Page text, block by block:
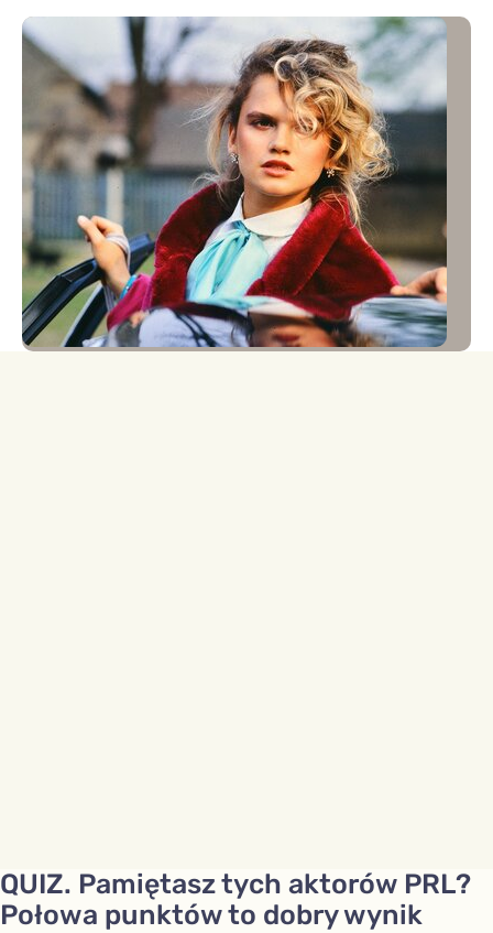
QUIZ. Pamiętasz tych aktorów PRL?
Połowa punktów to dobry wynik